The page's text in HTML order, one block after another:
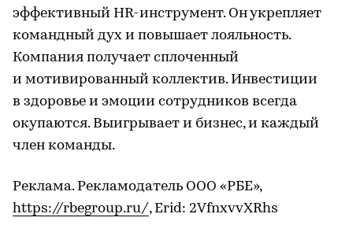
эффективный HR-инструмент. Он укрепляет
командный дух и повышает лояльность.
Компания получает сплоченный
и мотивированный коллектив. Инвестиции
в здоровье и эмоции сотрудников всегда
окупаются. Выигрывает и бизнес, и каждый
член команды.
Реклама. Рекламодатель ООО «РБЕ»,
https://rbegroup.ru/, Erid: 2VfnxvvXRhs